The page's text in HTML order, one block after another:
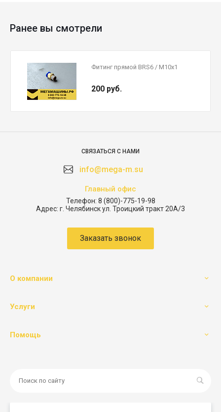
Ранее вы смотрели
Фитинг прямой BRS6 / M10х1
200 руб.
СВЯЗАТЬСЯ С НАМИ
info@mega-m.su
Главный офис
Телефон: 8 (800)-775-19-98
Адрес: г. Челябинск ул. Троицкий тракт 20А/3
Заказать звонок
О компании
Услуги
Помощь